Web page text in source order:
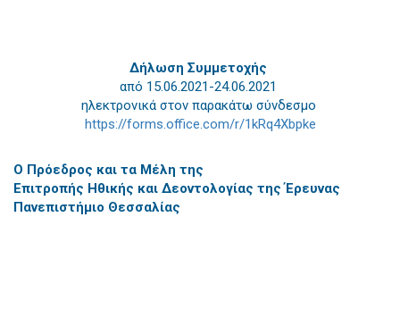
Δήλωση Συμμετοχής
από 15.06.2021-24.06.2021
ηλεκτρονικά στον παρακάτω σύνδεσμο
https://forms.office.com/r/1kRq4Xbpke
Ο Πρόεδρος και τα Μέλη της
Επιτροπής Ηθικής και Δεοντολογίας της Έρευνας
Πανεπιστήμιο Θεσσαλίας